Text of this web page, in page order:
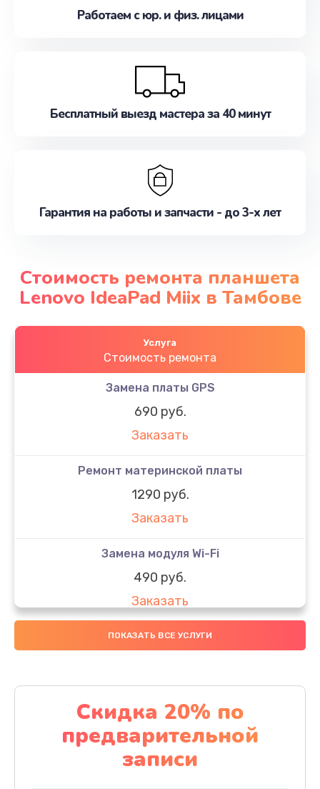
Работаем с юр. и физ. лицами
Бесплатный выезд мастера за 40 минут
Гарантия на работы и запчасти - до 3-х лет
Стоимость ремонта планшета
Lenovo IdeaPad Miix в Тамбове
Услуга
Стоимость ремонта
Замена платы GPS
690 руб.
Заказать
Ремонт материнской платы
1290 руб.
Заказать
Замена модуля Wi-Fi
490 руб.
Заказать
Замена микрофона
Заказать
Замена аккумулятора
1130 руб.
Заказать
ПОКАЗАТЬ ВСЕ УСЛУГИ
Скидка 20% по
предварительной
записи